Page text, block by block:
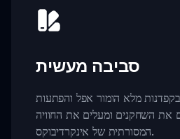
סביבה מעשית
מלא הומור אפל והפתעות
את השחקנים ומעלים את החוויה
המסורתית של אינקרדיבוקס.